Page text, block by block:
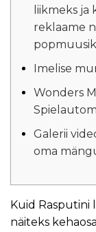
liikmeks ja
reklaame
Imelise
Wonders
Galerii
oma
Kuid Rasputini
näiteks